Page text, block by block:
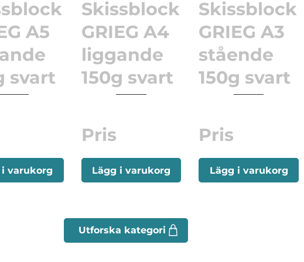
A5
svart
i varukorg
Skissblock
GRIEG A4
liggande
150g svart
Pris
Lägg i varukorg
Skissblock
GRIEG A3
stående
150g svart
Pris
Lägg i varukorg